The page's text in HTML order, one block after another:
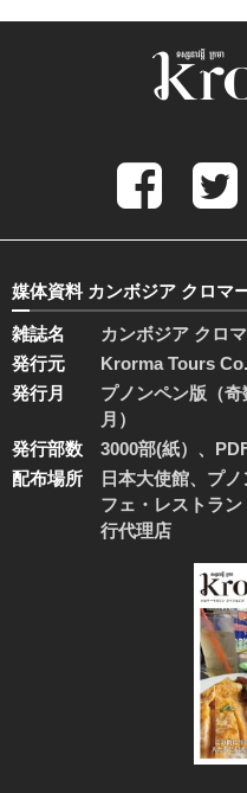
媒体資料 カンボジア クロマ
雑誌名
カンボジア クロ
発行元
Krorma Tours
発行月
プノンペン版（
月）
発行部数
3000部(紙）、
配布場所
日本大使館、プ
フェ・レストラ
行代理店